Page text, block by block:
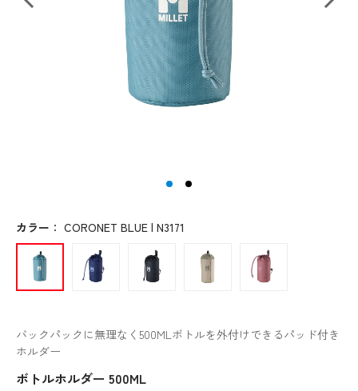
バックパックに無理なく500MLボトルを外付けできるパッド付き
ホルダー
ボトルホルダー 500ML
カラー ： CORONET BLUE | N3171